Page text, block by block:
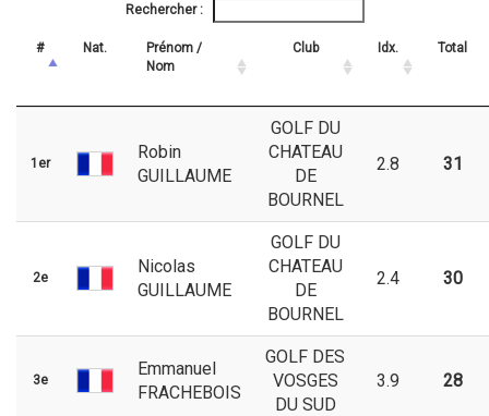
Rechercher :
# Nat.
Prénom /
Nom
Club Idx. Total
1er
Robin
GUILLAUME
GOLF DU
CHATEAU
DE
BOURNEL
2.8 31
2e
Nicolas
GUILLAUME
GOLF DU
CHATEAU
DE
BOURNEL
2.4 30
3e
Emmanuel
FRACHEBOIS
GOLF DES
VOSGES
DU SUD
3.9 28